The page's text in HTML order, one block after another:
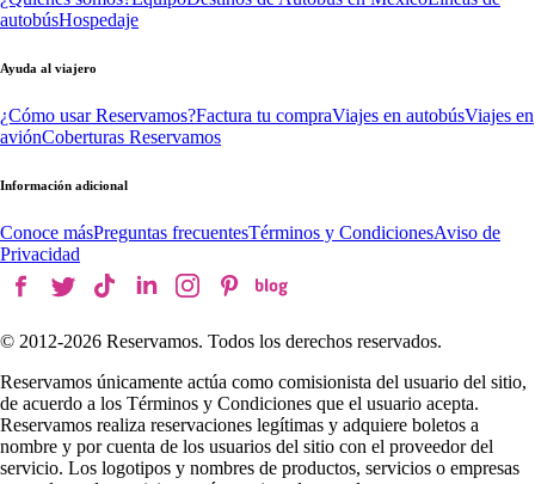
autobúsHospedaje
Ayuda al viajero
¿Cómo usar Reservamos?Factura tu compraViajes en autobúsViajes en
aviónCoberturas Reservamos
Información adicional
Conoce másPreguntas frecuentesTérminos y CondicionesAviso de
Privacidad
© 2012-2026 Reservamos. Todos los derechos reservados.
Reservamos únicamente actúa como comisionista del usuario del sitio,
de acuerdo a los Términos y Condiciones que el usuario acepta.
Reservamos realiza reservaciones legítimas y adquiere boletos a
nombre y por cuenta de los usuarios del sitio con el proveedor del
servicio. Los logotipos y nombres de productos, servicios o empresas